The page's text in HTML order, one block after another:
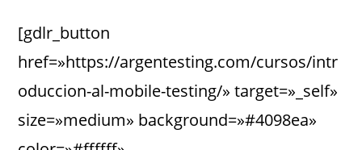
[gdlr_button
href=»https://argentesting.com/cursos/intr
oduccion-al-mobile-testing/» target=»_self»
size=»medium» background=»#4098ea»